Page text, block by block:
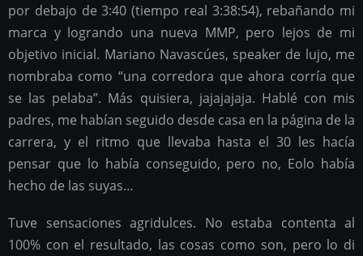
por debajo de 3:40 (tiempo real 3:38:54), rebañando mi
marca y logrando una nueva MMP, pero lejos de mi
objetivo inicial. Mariano Navascúes, speaker de lujo, me
nombraba como “una corredora que ahora corría que
se las pelaba”. Más quisiera, jajajajaja. Hablé con mis
padres, me habían seguido desde casa en la página de la
carrera, y el ritmo que llevaba hasta el 30 les hacía
pensar que lo había conseguido, pero no, Eolo había
hecho de las suyas…
Tuve sensaciones agridulces. No estaba contenta al
100% con el resultado, las cosas como son, pero lo di